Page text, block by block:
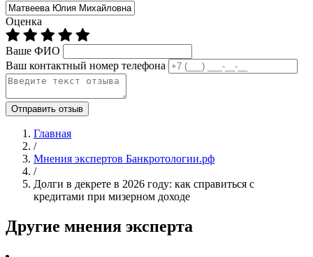
Оценка
Ваше ФИО
Ваш контактный номер телефона
Отправить отзыв
Главная
/
Мнения экспертов Банкротологии.рф
/
Долги в декрете в 2026 году: как справиться с
кредитами при мизерном доходе
Другие мнения эксперта